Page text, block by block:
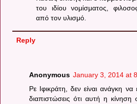
του ιδίου νομίσματος,
από τον υλισμό.
Reply
Anonymous January 3, 2014 at
Ρε Ιφικράτη, δεν είναι ανάγκη να
διαπιστώσεις ότι αυτή η κίνηση